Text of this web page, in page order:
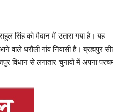
सिंह को मैदान में उतारा गया है। यह
वाले धरौली गांव निवासी है। ब्रह्मपुर
विधान से लगातार चुनावों में अपना